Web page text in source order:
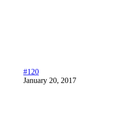
#120
January 20, 2017